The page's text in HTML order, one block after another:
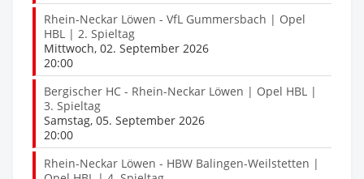
Rhein-Neckar Löwen - VfL Gummersbach | Opel
HBL | 2. Spieltag
Mittwoch, 02. September 2026
20:00
Bergischer HC - Rhein-Neckar Löwen | Opel HBL |
3. Spieltag
Samstag, 05. September 2026
20:00
Rhein-Neckar Löwen - HBW Balingen-Weilstetten |